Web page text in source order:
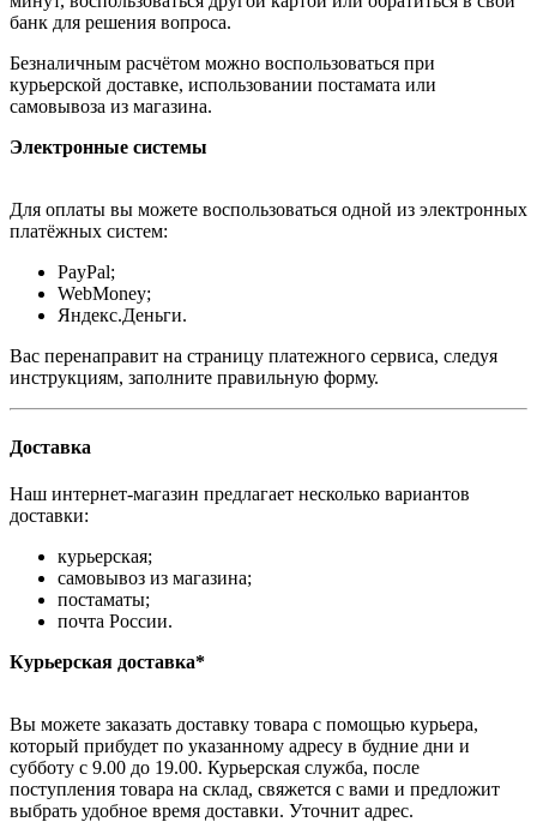
банк для решения вопроса.
Безналичным расчётом можно воспользоваться при
курьерской доставке, использовании постамата или
самовывоза из магазина.
Электронные системы
Для оплаты вы можете воспользоваться одной из электронных
платёжных систем:
PayPal;
WebMoney;
Яндекс.Деньги.
Вас перенаправит на страницу платежного сервиса, следуя
инструкциям, заполните правильную форму.
Доставка
Наш интернет-магазин предлагает несколько вариантов
доставки:
курьерская;
самовывоз из магазина;
постаматы;
почта России.
Курьерская доставка*
Вы можете заказать доставку товара с помощью курьера,
который прибудет по указанному адресу в будние дни и
субботу с 9.00 до 19.00. Курьерская служба, после
поступления товара на склад, свяжется с вами и предложит
выбрать удобное время доставки. Уточнит адрес.